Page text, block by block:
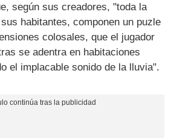
según sus creadores, "toda la
habitantes, componen un puzle
colosales, que el jugador
se adentra en habitaciones
el implacable sonido de la lluvia".